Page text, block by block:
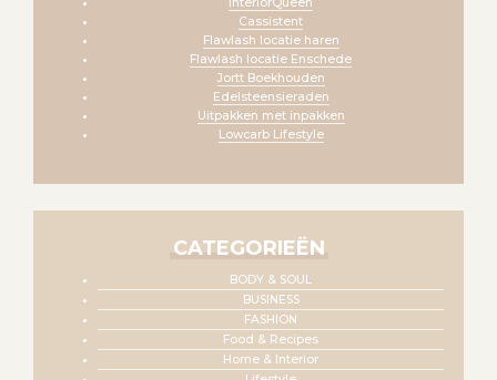
InteriorQueen
Cassistent
Flawlash locatie haren
Flawlash locatie Enschede
Jortt Boekhouden
Edelsteensieraden
Uitpakken met inpakken
Lowcarb Lifestyle
CATEGORIEËN
BODY & SOUL
BUSINESS
FASHION
Food & Recipes
Home & Interior